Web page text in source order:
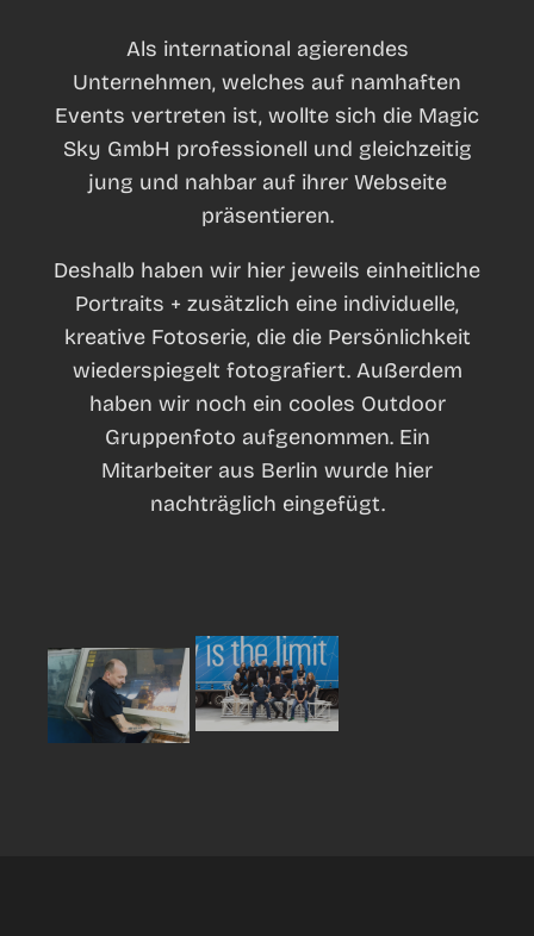
Als international agierendes
Unternehmen, welches auf namhaften
Events vertreten ist, wollte sich die Magic
Sky GmbH professionell und gleichzeitig
jung und nahbar auf ihrer Webseite
präsentieren.
Deshalb haben wir hier jeweils einheitliche
Portraits + zusätzlich eine individuelle,
kreative Fotoserie, die die Persönlichkeit
wiederspiegelt fotografiert. Außerdem
haben wir noch ein cooles Outdoor
Gruppenfoto aufgenommen. Ein
Mitarbeiter aus Berlin wurde hier
nachträglich eingefügt.